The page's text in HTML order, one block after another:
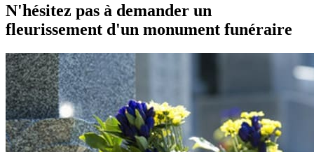
N'hésitez pas à demander un
fleurissement d'un monument funéraire